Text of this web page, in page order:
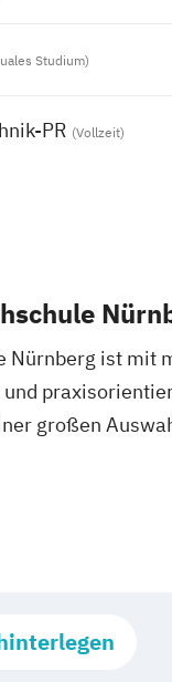
Studium)
PR (Vollzeit)
Nürnberg ist
großen